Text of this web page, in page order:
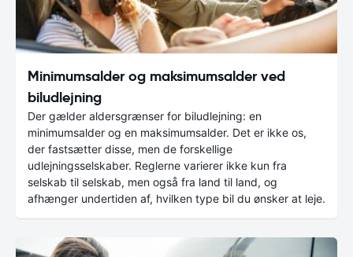
Minimumsalder og maksimumsalder ved
biludlejning
Der gælder aldersgrænser for biludlejning: en
minimumsalder og en maksimumsalder. Det er ikke os,
der fastsætter disse, men de forskellige
udlejningsselskaber. Reglerne varierer ikke kun fra
selskab til selskab, men også fra land til land, og
afhænger undertiden af, hvilken type bil du ønsker at leje.